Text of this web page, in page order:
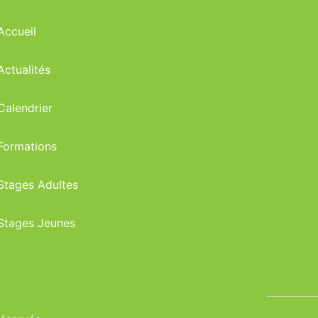
Adultes
Jeunes